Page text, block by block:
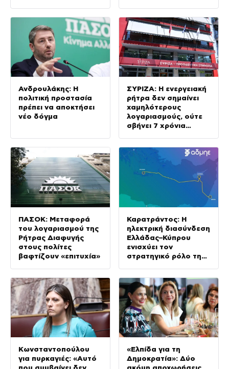
πρόληψη
Ανδρουλάκης: Η
πολιτική προστασία
πρέπει να αποκτήσει
νέο δόγμα
ΣΥΡΙΖΑ: Η ενεργειακή
ρήτρα δεν σημαίνει
χαμηλότερους
λογαριασμούς, ούτε
σβήνει 7 χρόνια
ΠΑΣΟΚ: Μεταφορά
του λογαριασμού της
Ρήτρας Διαφυγής
στους πολίτες
βαφτίζουν «επιτυχία»
Καρατράντος: Η
ηλεκτρική διασύνδεση
Ελλάδας–Κύπρου
ενισχύει τον
στρατηγικό ρόλο της
Κωνσταντοπούλου
για πυρκαγιές: «Αυτό
«Ελπίδα για τη
Δημοκρατία»: Δύο